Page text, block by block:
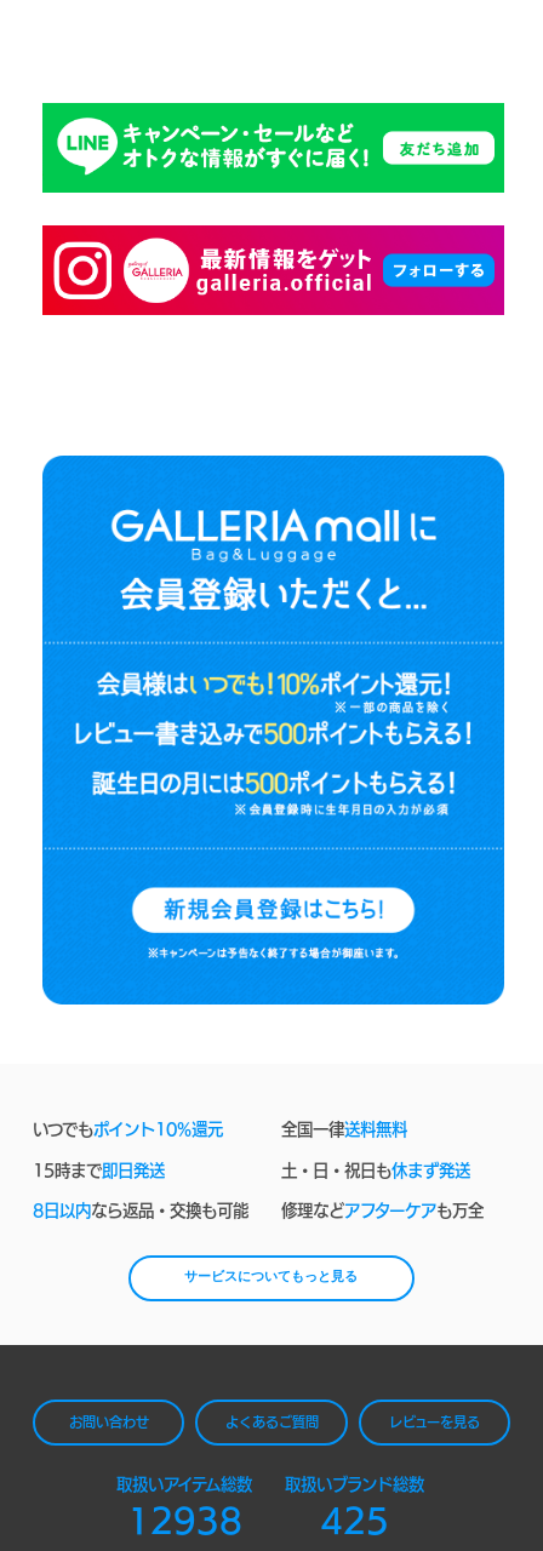
いつでもポイント10%還元 全国一律送料無料
15時まで即日発送 土・日・祝日も休まず発送
8日以内なら返品・交換も可能 修理などアフターケアも万全
サービスについてもっと見る
お問い合わせ よくあるご質問 レビューを見る
取扱いアイテム総数
12938
取扱いブランド総数
425